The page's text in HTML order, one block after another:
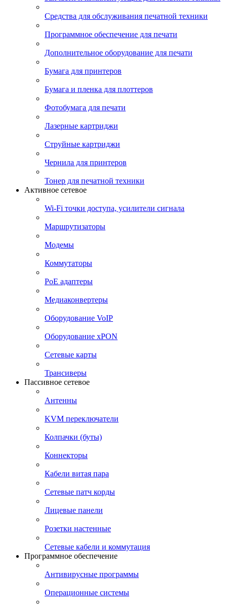
Средства для обслуживания печатной техники
Программное обеспечение для печати
Дополнительное оборудование для печати
Бумага для принтеров
Бумага и пленка для плоттеров
Фотобумага для печати
Лазерные картриджи
Струйные картриджи
Чернила для принтеров
Тонер для печатной техники
Активное сетевое
Wi-Fi точки доступа, усилители сигнала
Маршрутизаторы
Модемы
Коммутаторы
PoE адаптеры
Медиаконвертеры
Оборудование VoIP
Оборудование xPON
Сетевые карты
Трансиверы
Пассивное сетевое
Антенны
KVM переключатели
Колпачки (буты)
Коннекторы
Кабели витая пара
Сетевые патч корды
Лицевые панели
Розетки настенные
Сетевые кабели и коммутация
Программное обеспечение
Антивирусные программы
Операционные системы